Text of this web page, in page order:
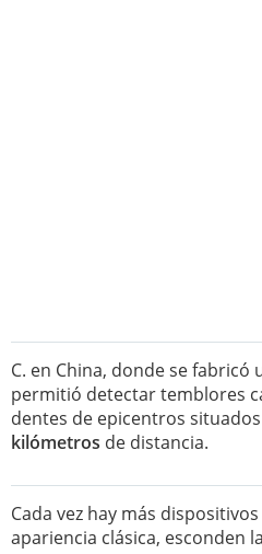
C. en China, donde se
permitió detectar temblores
dentes de epicentros
kilómetros de distancia.
Cada vez hay más
apariencia clásica, esconden